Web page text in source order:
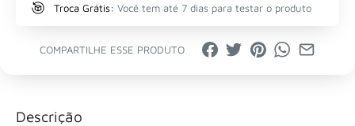
Troca Grátis: Você tem até 7 dias para testar o produto
COMPARTILHE ESSE PRODUTO
Descrição